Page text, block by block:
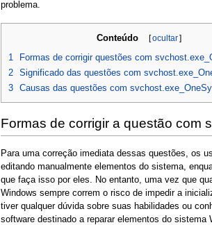
problema.
Conteúdo [ocultar]
1
Formas de corrigir questões com
2 Significado das questões com
3 Causas das questões com
Formas de corrigir a questão com
Para uma correção imediata dessas questões, os
editando manualmente elementos do sistema,
que faça isso por eles. No entanto, uma vez que
Windows sempre correm o risco de impedir a
tiver qualquer dúvida sobre suas habilidades ou
software destinado a reparar elementos do